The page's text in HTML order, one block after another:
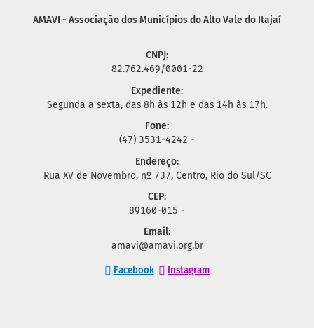
AMAVI - Associação dos Municípios do Alto Vale do Itajaí
CNPJ:
82.762.469/0001-22
Expediente:
Segunda a sexta, das 8h às 12h e das 14h às 17h.
Fone:
(47) 3531-4242 -
Endereço:
Rua XV de Novembro, nº 737, Centro, Rio do Sul/SC
CEP:
89160-015 -
Email:
amavi@amavi.org.br
Facebook Instagram